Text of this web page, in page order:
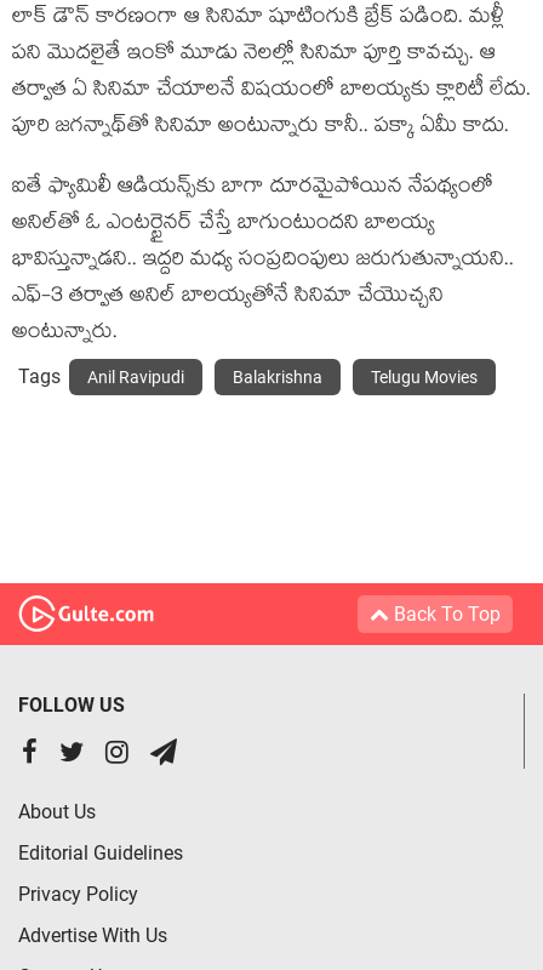
లాక్ డౌన్ కార‌ణంగా ఆ సినిమా షూటింగుకి బ్రేక్ ప‌డింది. మ‌ళ్లీ
ప‌ని మొద‌లైతే ఇంకో మూడు నెల‌ల్లో సినిమా పూర్తి కావ‌చ్చు. ఆ
త‌ర్వాత ఏ సినిమా చేయాల‌నే విష‌యంలో బాల‌య్య‌కు క్లారిటీ లేదు.
పూరి జ‌గ‌న్నాథ్‌తో సినిమా అంటున్నారు కానీ.. ప‌క్కా ఏమీ కాదు.
ఐతే ఫ్యామిలీ ఆడియ‌న్స్‌కు బాగా దూర‌మైపోయిన నేప‌థ్యంలో
అనిల్‌తో ఓ ఎంట‌ర్టైన‌ర్ చేస్తే బాగుంటుంద‌ని బాల‌య్య
భావిస్తున్నాడ‌ని.. ఇద్ద‌రి మ‌ధ్య సంప్ర‌దింపులు జ‌రుగుతున్నాయ‌ని..
ఎఫ్‌-3 త‌ర్వాత అనిల్ బాల‌య్య‌తోనే సినిమా చేయొచ్చ‌ని
అంటున్నారు.
Tags Anil Ravipudi Balakrishna Telugu Movies
Back To Top
FOLLOW US
About Us
Editorial Guidelines
Privacy Policy
Advertise With Us